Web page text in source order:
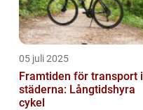
05 juli 2025
Framtiden för transport i
städerna: Långtidshyra
cykel